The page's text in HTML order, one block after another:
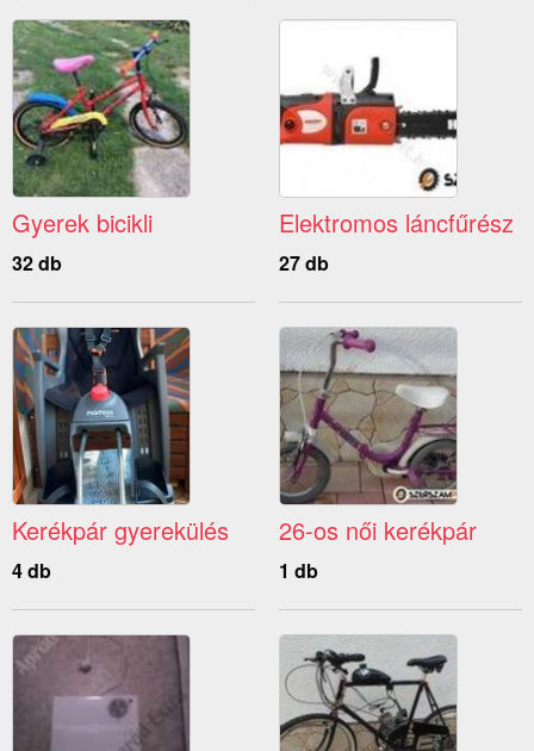
Gyerek bicikli
32 db
Elektromos láncfűrész
27 db
Kerékpár gyerekülés
4 db
26-os női kerékpár
1 db